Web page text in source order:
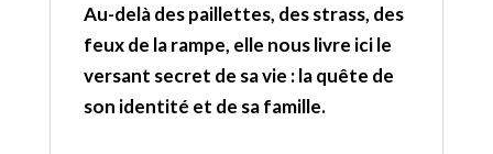
Au-delà des paillettes, des strass, des
feux de la rampe, elle nous livre ici le
versant secret de sa vie : la quête de
son identité et de sa famille.